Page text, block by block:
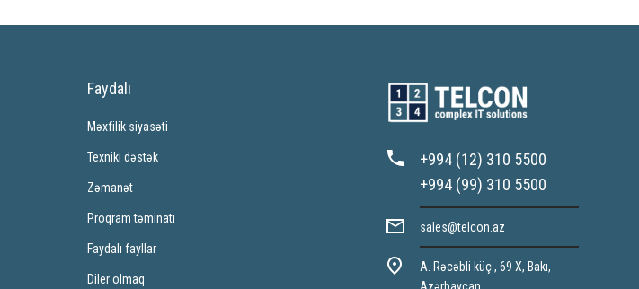
Faydalı
Məxfilik siyasəti
Texniki dəstək
Zəmanət
Proqram təminatı
Faydalı fayllar
Diler olmaq
+994 (12) 310 5500
+994 (99) 310 5500
sales@telcon.az
A. Rəcəbli küç., 69 X, Bakı,